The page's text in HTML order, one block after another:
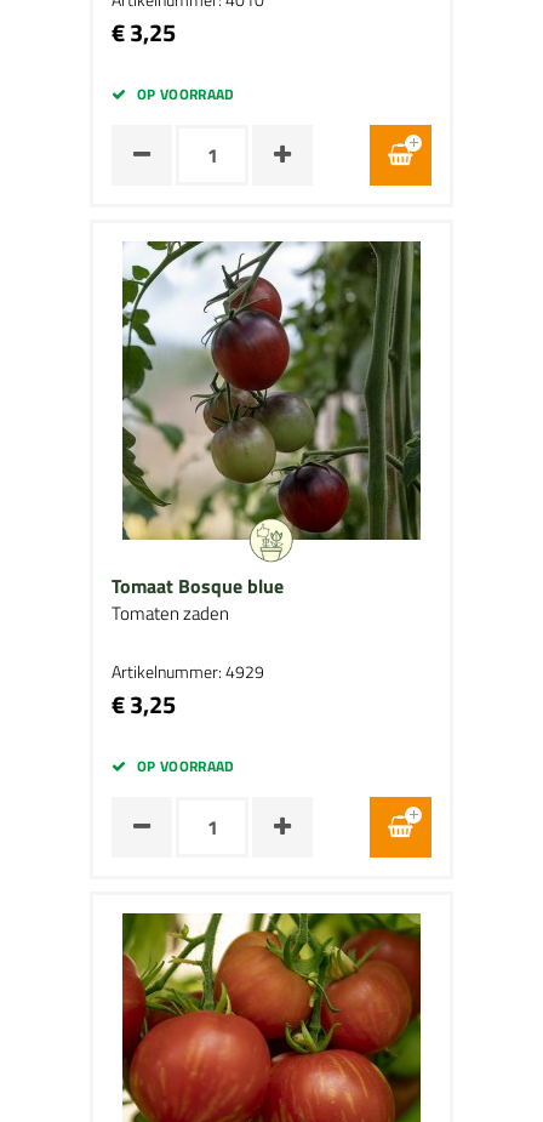
€ 3,25
OP VOORRAAD
Tomaat Bosque blue
Tomaten zaden
Artikelnummer: 4929
€ 3,25
OP VOORRAAD